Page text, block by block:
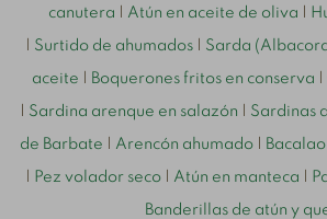
canutera Atún en aceite de oliva
Surtido de ahumados| Sarda
aceite Boquerones fritos en conserva
Sardina arenque en salazón Sardinas
de Barbate Arencón ahumado|
Pez volador seco| Atún en manteca
Banderillas de atún y